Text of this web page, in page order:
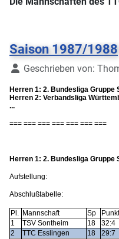
Saison 1987/1988
DetailsGeschrieben von:
Herren 1: 2. Bundesliga Gruppe
Herren 2: Verbandsliga
...
=== === === === === === ===
Herren 1: 2. Bundesliga Gruppe
Aufstellung:
Abschlußtabelle:
Pl. Mannschaft Sp
1
TSV Sontheim 18
32:4
2
TTC Esslingen 18
29:7